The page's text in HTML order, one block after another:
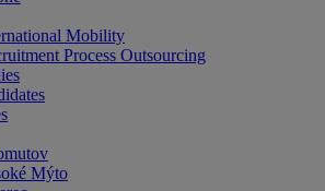
Mobility
Process Outsourcing
Mýto